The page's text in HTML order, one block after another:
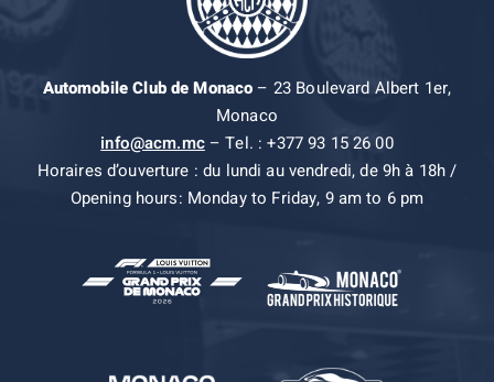
Automobile Club de Monaco– 23 Boulevard Albert 1er,
Monaco
info@acm.mc– Tel. : +377 93 15 26 00
Horaires d’ouverture : du lundi au vendredi, de 9h à 18h /
Opening hours: Monday to Friday, 9 am to 6 pm